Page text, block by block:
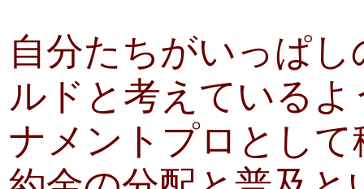
自分たちがいっぱ
ルドと考えている
ナメントプロとし